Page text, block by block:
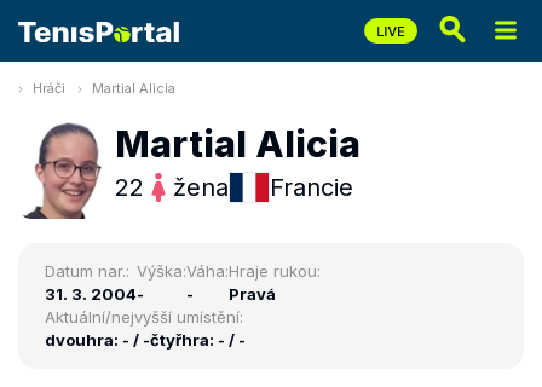
Hráči Martial Alicia
Martial Alicia
22 žena Francie
Datum nar.:
31. 3. 2004
Výška:
-
Váha:
-
Hraje rukou:
Pravá
Aktuální/nejvyšší umístění:
dvouhra: - / -čtyřhra: - / -